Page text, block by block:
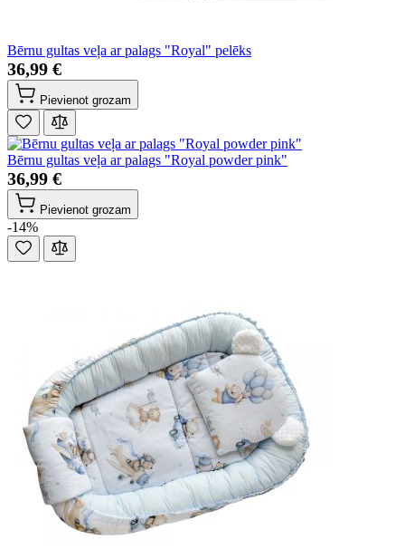
Bērnu gultas veļa ar palags "Royal" pelēks
36,99 €
Pievienot grozam
Bērnu gultas veļa ar palags "Royal powder pink"
36,99 €
Pievienot grozam
-14%